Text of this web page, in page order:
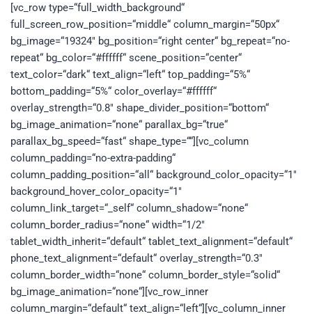
[vc_row type=“full_width_background“
full_screen_row_position=“middle“ column_margin=“50px“
bg_image=“19324″ bg_position=“right center“ bg_repeat=“no-
repeat“ bg_color=“#ffffff“ scene_position=“center“
text_color=“dark“ text_align=“left“ top_padding=“5%“
bottom_padding=“5%“ color_overlay=“#ffffff“
overlay_strength=“0.8″ shape_divider_position=“bottom“
bg_image_animation=“none“ parallax_bg=“true“
parallax_bg_speed=“fast“ shape_type=““][vc_column
column_padding=“no-extra-padding“
column_padding_position=“all“ background_color_opacity=“1″
background_hover_color_opacity=“1″
column_link_target=“_self“ column_shadow=“none“
column_border_radius=“none“ width=“1/2″
tablet_width_inherit=“default“ tablet_text_alignment=“default“
phone_text_alignment=“default“ overlay_strength=“0.3″
column_border_width=“none“ column_border_style=“solid“
bg_image_animation=“none“][vc_row_inner
column_margin=“default“ text_align=“left“][vc_column_inner